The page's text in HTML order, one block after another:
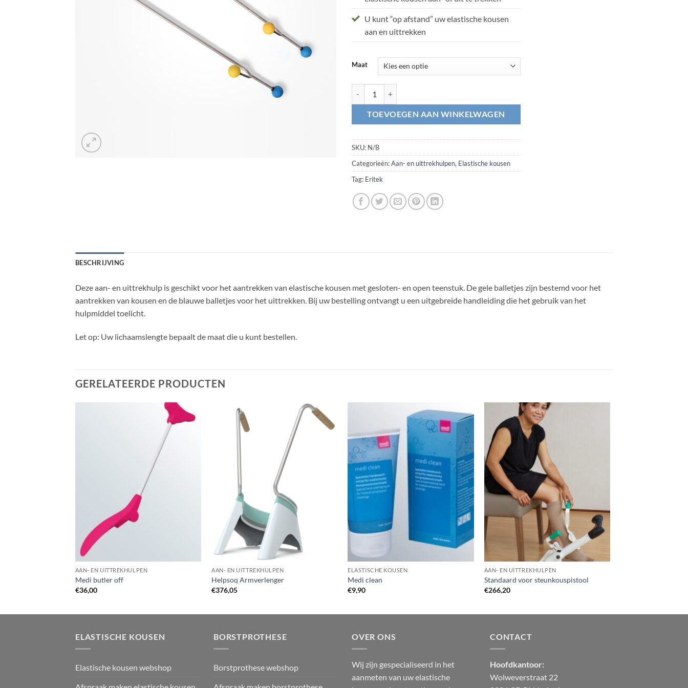
U kunt “op afstand” uw elastische kousen
aan en uittrekken
Maat
TOEVOEGEN AAN WINKELWAGEN
SKU: N/B
Categorieën:Aan- en uittrekhulpen, Elastische kousen
Tag: Eritek
BESCHRIJVING
Deze aan- en uittrekhulp is geschikt voor het aantrekken van elastische kousen met gesloten- en open teenstuk. De gele balletjes zijn bestemd voor het
aantrekken van kousen en de blauwe balletjes voor het uittrekken. Bij uw bestelling ontvangt u een uitgebreide handleiding die het gebruik van het
hulpmiddel toelicht.
Let op: Uw lichaamslengte bepaalt de maat die u kunt bestellen.
GERELATEERDE PRODUCTEN
Toevoegen
AAN- EN UITTREKHULPEN
Medi butler off
€36,00
Toevoegen
AAN- EN UITTREKHULPEN
Helpsoq Armverlenger
€376,05
Toevoegen
wenslijst
ELASTISCHE KOUSEN
Medi clean
€9,90
AAN- EN UITTREKHULPEN
Standaard voor steunkouspistool
€266,20
ELASTISCHE KOUSEN
Elastische kousen webshop
BORSTPROTHESE
Borstprothese webshop
OVER ONS
Wij zijn gespecialiseerd in het
aanmeten van uw elastische
CONTACT
Hoofdkantoor:
Wolweverstraat 22